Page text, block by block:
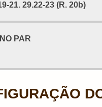
21. 29.22-23 (R. 20b)
PAR